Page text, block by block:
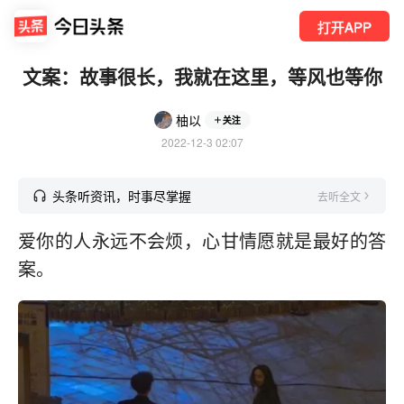
打开APP
文案：故事很长，我就在这里，等风也等你
柚以 关注
2022-12-3 02:07
头条听资讯，时事尽掌握 去听全文
爱你的人永远不会烦，心甘情愿就是最好的答
案。 ​